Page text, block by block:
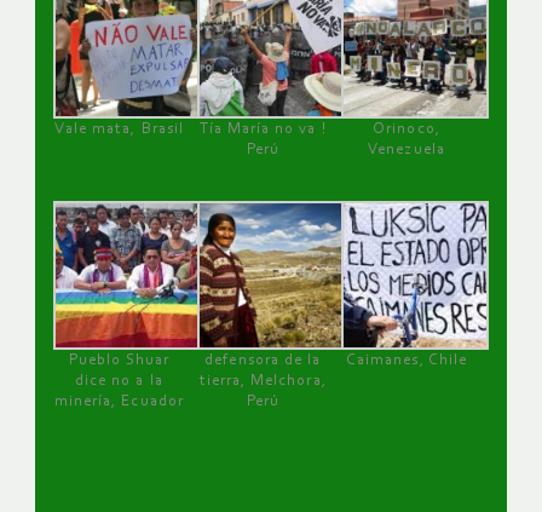
Vale mata, Brasil
Tía María no va !
Perú
Orinoco,
Venezuela
Pueblo Shuar
dice no a la
minería, Ecuador
defensora de la
tierra, Melchora,
Perú
Caimanes, Chile